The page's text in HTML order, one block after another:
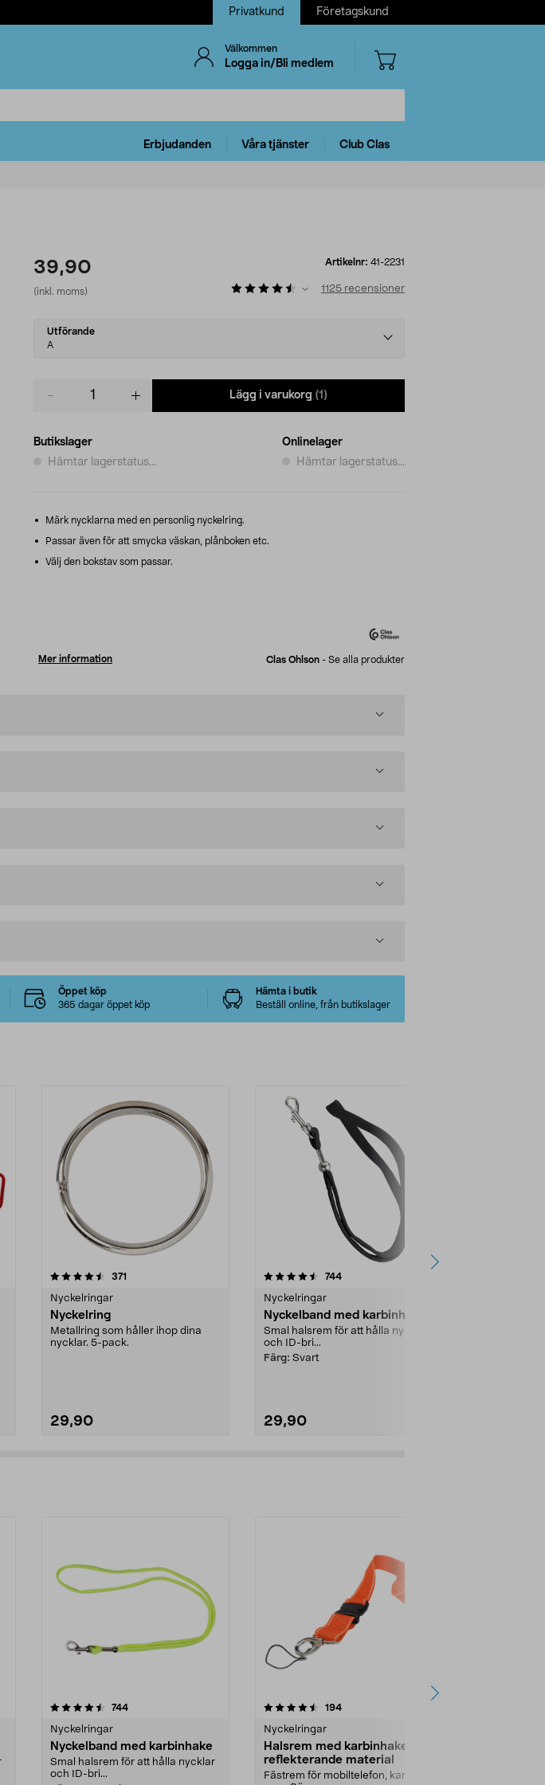
Privatkund Företagskund
Välkommen
Logga in/Bli medlem
Erbjudanden Våra tjänster Club Clas
39,90
(inkl. moms)
Artikelnr: 41-2231
1125 recensioner
Select
variant
Utförande
A
Lägg i varukorg (1)
Butikslager
Hämtar lagerstatus...
Onlinelager
Hämtar lagerstatus...
Märk nycklarna med en personlig nyckelring.
Passar även för att smycka väskan, plånboken etc.
Välj den bokstav som passar.
Mer information Clas Ohlson - Se alla produkter
Öppet köp
365 dagar öppet köp
Hämta i butik
Beställ online, från butikslager
371
Nyckelringar
Nyckelring
Metallring som håller ihop dina
nycklar. 5-pack.
29,90
4.5 av 5 stjärnor 744recensioner
Nyckelringar
Nyckelband med karbinhake
Smal halsrem för att hålla nycklar
och ID-bri...
Färg: Svart
29,90
4.5 av 5 stjärnor
744recensioner
Nyckelringar
Nyckelband med karbinhake
Smal halsrem för att hålla nycklar
och ID-bri...
4.5av 5 stjärnor 194recensioner
Nyckelringar
Halsrem med karbinhake och
reflekterande material
Fästrem för mobiltelefon, kamera
4.5av 5 stjärnor